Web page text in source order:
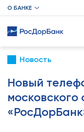
О БАНКЕ
Новость
Новый